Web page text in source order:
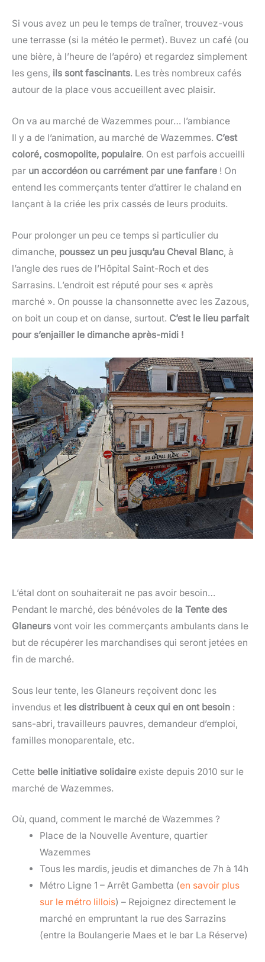
Si vous avez un peu le temps de traîner, trouvez-vous
une terrasse (si la météo le permet). Buvez un café (ou
une bière, à l’heure de l’apéro) et regardez simplement
les gens, ils sont fascinants. Les très nombreux cafés
autour de la place vous accueillent avec plaisir.
On va au marché de Wazemmes pour… l’ambiance
Il y a de l’animation, au marché de Wazemmes. C’est
coloré, cosmopolite, populaire. On est parfois accueilli
par un accordéon ou carrément par une fanfare ! On
entend les commerçants tenter d’attirer le chaland en
lançant à la criée les prix cassés de leurs produits.
Pour prolonger un peu ce temps si particulier du
dimanche, poussez un peu jusqu’au Cheval Blanc, à
l’angle des rues de l’Hôpital Saint-Roch et des
Sarrasins. L’endroit est réputé pour ses « après
marché ». On pousse la chansonnette avec les Zazous,
on boit un coup et on danse, surtout. C’est le lieu parfait
pour s’enjailler le dimanche après-midi !
L’étal dont on souhaiterait ne pas avoir besoin…
Pendant le marché, des bénévoles de la Tente des
Glaneurs vont voir les commerçants ambulants dans le
but de récupérer les marchandises qui seront jetées en
fin de marché.
Sous leur tente, les Glaneurs reçoivent donc les
invendus et les distribuent à ceux qui en ont besoin :
sans-abri, travailleurs pauvres, demandeur d’emploi,
familles monoparentale, etc.
Cette belle initiative solidaire existe depuis 2010 sur le
marché de Wazemmes.
Où, quand, comment le marché de Wazemmes ?
Place de la Nouvelle Aventure, quartier
Wazemmes
Tous les mardis, jeudis et dimanches de 7h à 14h
Métro Ligne 1 – Arrêt Gambetta (en savoir plus
sur le métro lillois) – Rejoignez directement le
marché en empruntant la rue des Sarrazins
(entre la Boulangerie Maes et le bar La Réserve)